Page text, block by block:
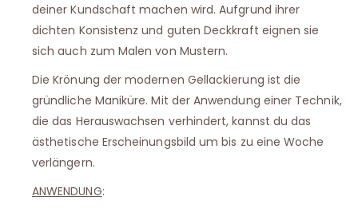
deiner Kundschaft machen wird. Aufgrund ihrer
dichten Konsistenz und guten Deckkraft eignen sie
sich auch zum Malen von Mustern.
Die Krönung der modernen Gellackierung ist die
gründliche Maniküre. Mit der Anwendung einer Technik,
die das Herauswachsen verhindert, kannst du das
ästhetische Erscheinungsbild um bis zu eine Woche
verlängern.
ANWENDUNG: